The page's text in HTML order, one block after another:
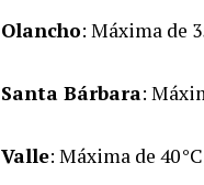
Olancho: Máxima de
Santa Bárbara:
Valle: Máxima de 40